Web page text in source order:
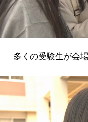
多くの受験生が会場